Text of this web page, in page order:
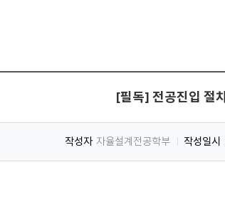
[필독] 전공진입 절
작성자 자율설계전공학부 작성일시